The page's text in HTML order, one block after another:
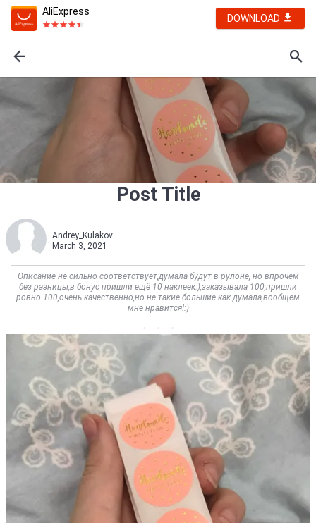
AliExpress
DOWNLOAD
Post Title
Andrey_Kulakov
March 3, 2021
Описание не сильно соответствует,думала будут в рулоне, но впрочем
без разницы,в бонус пришли ещё 10 наклеек:),заказывала 100,пришли
ровно 100,очень качественно,но не такие большие как думала,вообщем
мне нравится!:)